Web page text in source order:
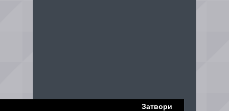
Затвори